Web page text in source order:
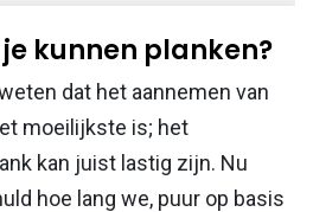
kunnen planken?
dat het aannemen van
moeilijkste is; het
kan juist lastig zijn. Nu
hoe lang we, puur op basis